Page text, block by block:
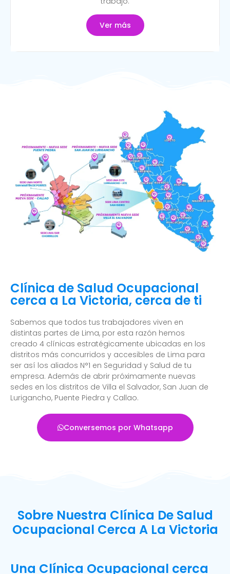
Ver más
Clínica de Salud Ocupacional
cerca a La Victoria, cerca de ti
Sabemos que todos tus trabajadores viven en
distintas partes de Lima, por esta razón hemos
creado 4 clínicas estratégicamente ubicadas en los
distritos más concurridos y accesibles de Lima para
ser así los aliados N°1 en Seguridad y Salud de tu
empresa. Además de abrir próximamente nuevas
sedes en los distritos de Villa el Salvador, San Juan de
Lurigancho, Puente Piedra y Callao.
Conversemos por Whatsapp
Sobre Nuestra Clínica De Salud
Ocupacional Cerca A La Victoria
Una Clínica Ocupacional cerca